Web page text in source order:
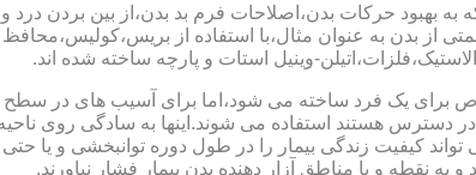
بهبود حرکات بدن،اصلاحات فرم بد بدن،از بین بردن درد
از بدن به عنوان مثال،با استفاده از بریس،کولیس،محافظ
وینیل استات و پارچه ساخته شده اند.
برای یک فرد ساخته می شود،اما برای آسیب های در سطح
در دسترس هستند استفاده می شوند.اینها به سادگی روی
کیفیت زندگی بیمار را در طول دوره توانبخشی و یا حتی
به نقطه و یا مناطق آزار دهنده بدن بیمار فشار نیاورند.